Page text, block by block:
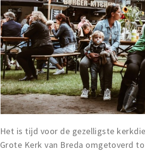
Het is tijd voor de gezelligste
Grote Kerk van Breda omgetoverd